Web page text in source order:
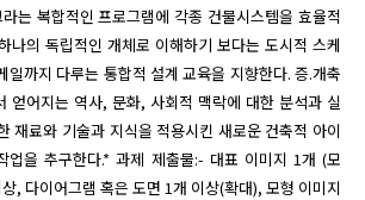
는 복합적인 프로그램에 각종 건물시스템을 효율적
나의 독립적인 개체로 이해하기 보다는 도시적 스케
일까지 다루는 통합적 설계 교육을 지향한다. 증.개축
얻어지는 역사, 문화, 사회적 맥락에 대한 분석과 실
재료와 기술과 지식을 적용시킨 새로운 건축적 아이
업을 추구한다.* 과제 제출물:- 대표 이미지 1개 (모
, 다이어그램 혹은 도면 1개 이상(확대), 모형 이미지